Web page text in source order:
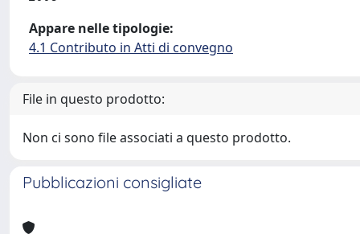
Appare nelle tipologie:
4.1 Contributo in Atti di convegno
File in questo prodotto:
Non ci sono file associati a questo prodotto.
Pubblicazioni consigliate